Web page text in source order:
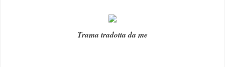
Trama tradotta da me